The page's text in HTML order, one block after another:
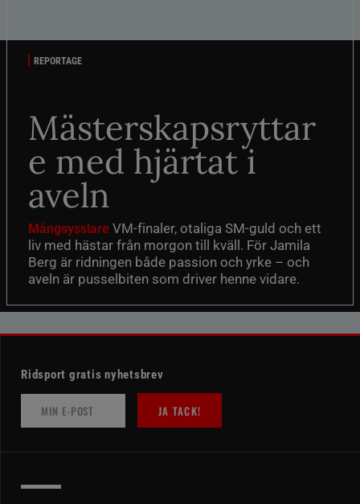
REPORTAGE
Mästerskapsryttar
e med hjärtat i
aveln
Mångsysslare VM-finaler, otaliga SM-guld och ett
liv med hästar från morgon till kväll. För Jamila
Berg är ridningen både passion och yrke – och
aveln är pusselbiten som driver henne vidare.
Ridsport gratis nyhetsbrev
JA TACK!